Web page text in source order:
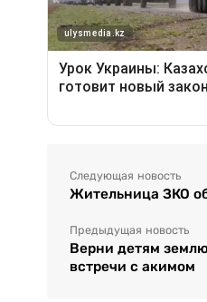
Следующая новость
Жительница ЗКО
Предыдущая новость
Верни детям
встречи с акимом